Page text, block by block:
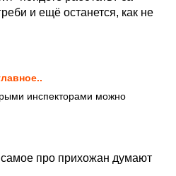
и ещё останется, как не
инспекторами можно
про прихожан думают